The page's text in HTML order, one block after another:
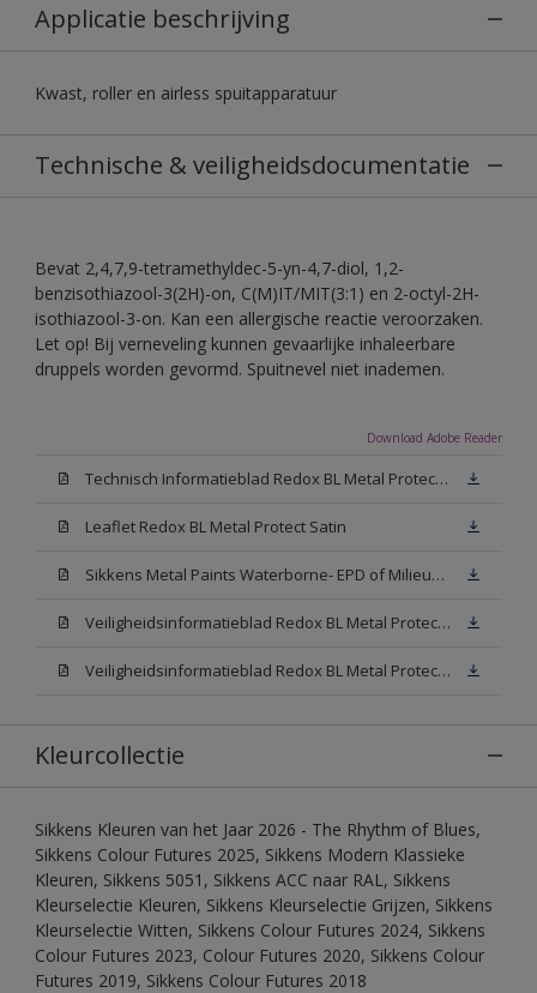
Applicatie beschrijving
Kwast, roller en airless spuitapparatuur
Technische & veiligheidsdocumentatie
Bevat 2,4,7,9-tetramethyldec-5-yn-4,7-diol, 1,2-
benzisothiazool-3(2H)-on, C(M)IT/MIT(3:1) en 2-octyl-2H-
isothiazool-3-on. Kan een allergische reactie veroorzaken.
Let op! Bij verneveling kunnen gevaarlijke inhaleerbare
druppels worden gevormd. Spuitnevel niet inademen.
Download Adobe Reader
Technisch Informatieblad Redox BL Metal Protect (PDF)
Leaflet Redox BL Metal Protect Satin
Sikkens Metal Paints Waterborne- EPD of Milieuproductverklaring
Veiligheidsinformatieblad Redox BL Metal Protect Satin N00 (MSDS)
Veiligheidsinformatieblad Redox BL Metal Protect Satin White W05 (MSDS)
Kleurcollectie
Sikkens Kleuren van het Jaar 2026 - The Rhythm of Blues,
Sikkens Colour Futures 2025, Sikkens Modern Klassieke
Kleuren, Sikkens 5051, Sikkens ACC naar RAL, Sikkens
Kleurselectie Kleuren, Sikkens Kleurselectie Grijzen, Sikkens
Kleurselectie Witten, Sikkens Colour Futures 2024, Sikkens
Colour Futures 2023, Colour Futures 2020, Sikkens Colour
Futures 2019, Sikkens Colour Futures 2018